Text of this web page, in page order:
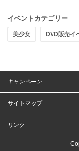
イベントカテゴリー
美少女 DVD販売イ
キャンペーン
サイトマップ
リンク